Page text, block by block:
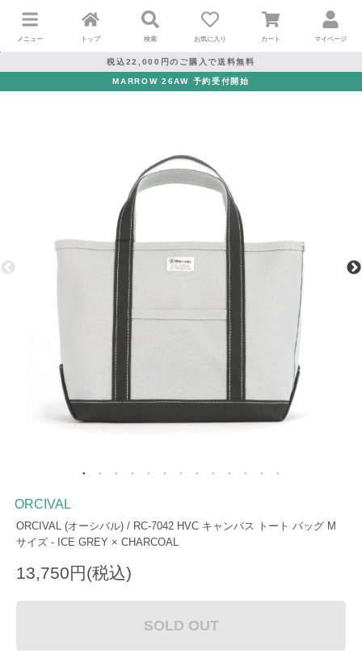
メニュー トップ 検索 お気に入り カート マイページ
税込22,000円のご購入で送料無料
MARROW 26AW 予約受付開始
ORCIVAL
ORCIVAL (オーシバル) / RC-7042 HVC キャンバス トート バッグ M
サイズ - ICE GREY × CHARCOAL
13,750円(税込)
SOLD OUT